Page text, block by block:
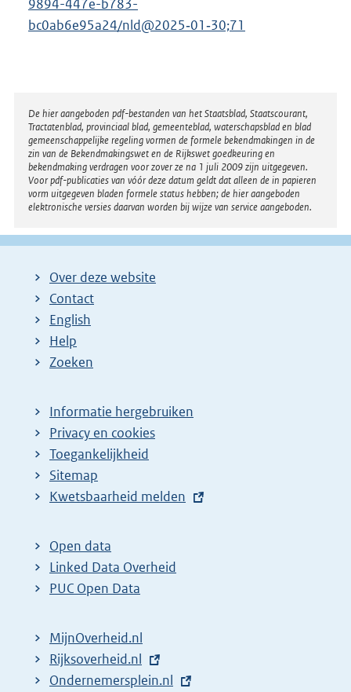
9894-447e-b783-
bc0ab6e95a24/nld@2025‑01‑30;71
Disclaimer
De hier aangeboden pdf-bestanden van het Staatsblad, Staatscourant,
Tractatenblad, provinciaal blad, gemeenteblad, waterschapsblad en blad
gemeenschappelijke regeling vormen de formele bekendmakingen in de
zin van de Bekendmakingswet en de Rijkswet goedkeuring en
bekendmaking verdragen voor zover ze na 1 juli 2009 zijn uitgegeven.
Voor pdf-publicaties van vóór deze datum geldt dat alleen de in papieren
vorm uitgegeven bladen formele status hebben; de hier aangeboden
elektronische versies daarvan worden bij wijze van service aangeboden.
Over deze website
Contact
English
Help
Zoeken
Informatie hergebruiken
Privacy en cookies
Toegankelijkheid
Sitemap
E
t
e
r
l
i
n
Kwetsbaarheid melden
Open data
Linked Data Overheid
PUC Open Data
MijnOverheid.nl
E
x
Rijksoverheid.nl
E
Ondernemersplein.nl